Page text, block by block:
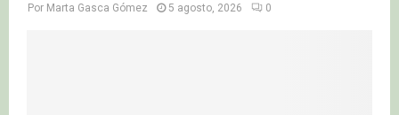
Por Marta Gasca Gómez 5 agosto, 2026 0